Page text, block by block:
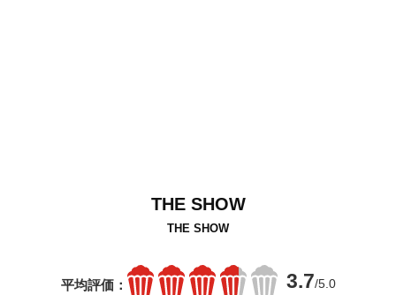
THE SHOW
THE SHOW
平均評価： 3.7/5.0